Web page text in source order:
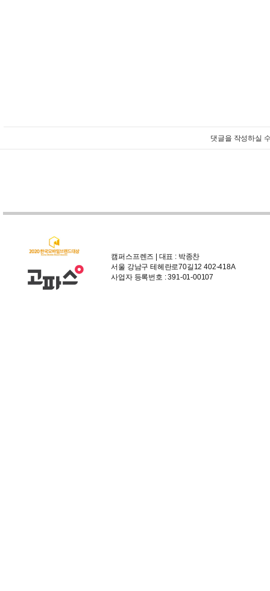
댓글을 작성하실
캠퍼스프렌즈 | 대표 : 박종찬
서울 강남구 테헤란로70길12 402-418A
사업자 등록번호 : 391-01-00107